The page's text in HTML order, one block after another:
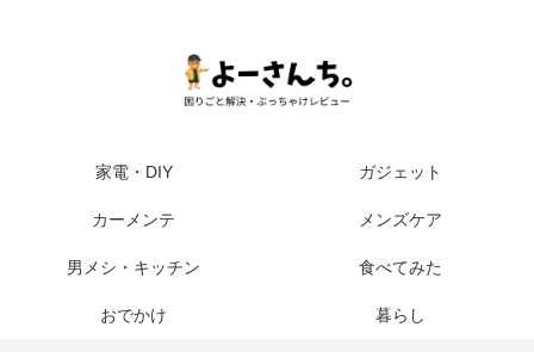
家電・DIY ガジェット
カーメンテ メンズケア
男メシ・キッチン 食べてみた
おでかけ 暮らし